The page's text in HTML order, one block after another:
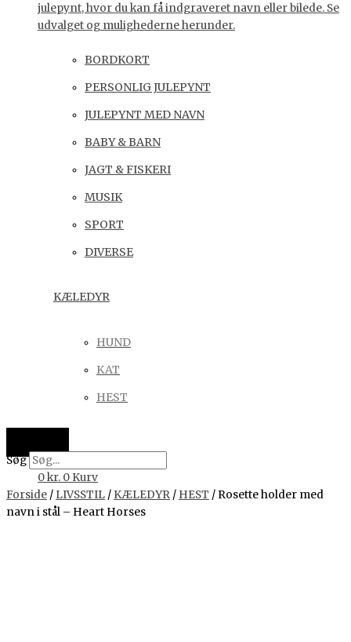
julepynt, hvor du kan få indgraveret navn eller bilede. Se
udvalget og mulighederne herunder.
BORDKORT
PERSONLIG JULEPYNT
JULEPYNT MED NAVN
BABY & BARN
JAGT & FISKERI
MUSIK
SPORT
DIVERSE
KÆLEDYR
HUND
KAT
HEST
Søg
0kr. 0 Kurv
Forside / LIVSSTIL / KÆLEDYR / HEST / Rosette holder med
navn i stål – Heart Horses